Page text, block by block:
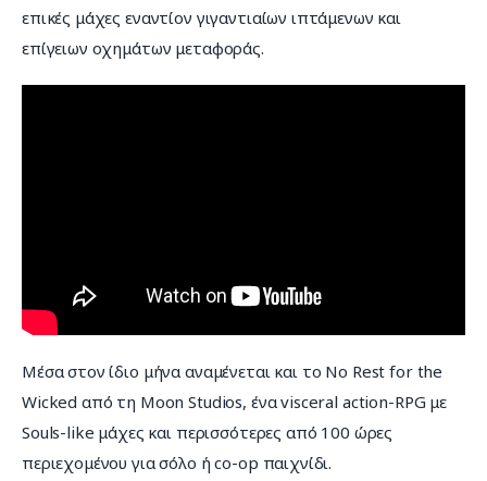
επικές μάχες εναντίον γιγαντιαίων ιπτάμενων και
επίγειων οχημάτων μεταφοράς.
Μέσα στον ίδιο μήνα αναμένεται και το No Rest for the
Wicked από τη Moon Studios, ένα visceral action-RPG με
Souls-like μάχες και περισσότερες από 100 ώρες
περιεχομένου για σόλο ή co-op παιχνίδι.